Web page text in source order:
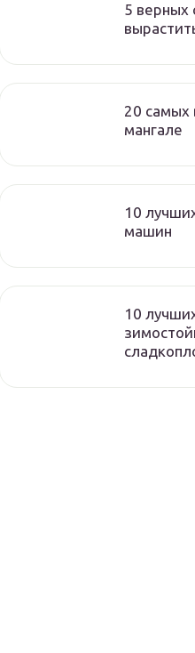
5 верных
20 самых
мангале
10
машин
10